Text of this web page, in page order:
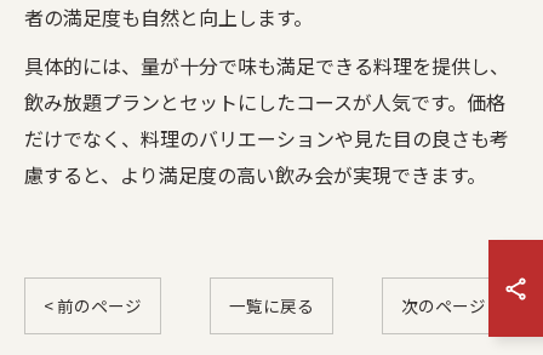
者の満足度も自然と向上します。
具体的には、量が十分で味も満足できる料理を提供し、
飲み放題プランとセットにしたコースが人気です。価格
だけでなく、料理のバリエーションや見た目の良さも考
慮すると、より満足度の高い飲み会が実現できます。
< 前のページ 一覧に戻る 次のページ >